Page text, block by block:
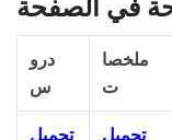
في الصفحة
درو
س
ملخصا
ت
تحميل تحميل